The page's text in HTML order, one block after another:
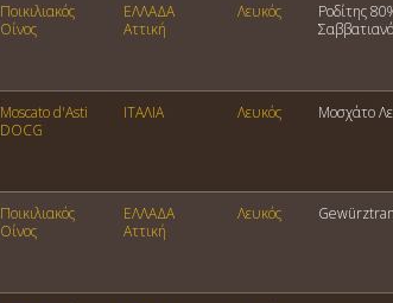
Ποικιλιακός
Οίνος
ΕΛΛΑΔΑ
Αττική
Λευκός
Ροδίτης
Moscato d'Asti
DOCG
ΙΤΑΛΙΑ Λευκός Μοσχάτο
Ποικιλιακός
Οίνος
ΕΛΛΑΔΑ
Αττική
Λευκός